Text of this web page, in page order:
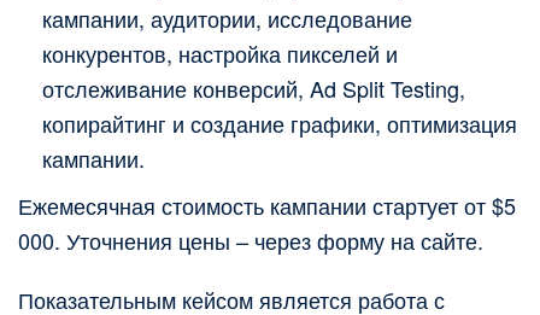
кампании, аудитории, исследование
конкурентов, настройка пикселей и
отслеживание конверсий, Ad Split Testing,
копирайтинг и создание графики, оптимизация
кампании.
Ежемесячная стоимость кампании стартует от $5
000. Уточнения цены – через форму на сайте.
Показательным кейсом является работа с